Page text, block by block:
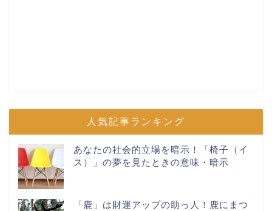
人気記事ランキング
あなたの社会的立場を暗示！「椅子（イ
ス）」の夢を見たときの意味・暗示
「鹿」は財運アップの助っ人！鹿にまつ